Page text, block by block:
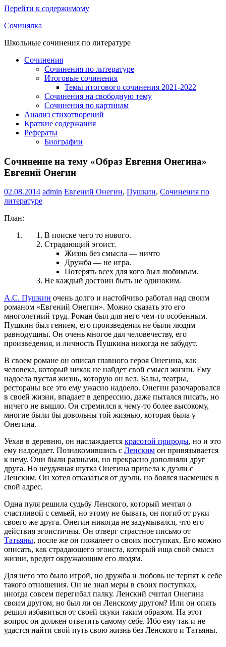
Перейти к содержимому
Сочинялка
Школьные сочинения по литературе
Сочинения
Сочинения по литературе
Итоговые сочинения
Темы итогового сочинения 2021-2022
Сочинения на свободную тему
Сочинения по картинам
Анализ стихотворений
Краткие содержания
Рефераты
Биографии
Сочинение на тему «Образ Евгения Онегина»
Евгений Онегин
02.08.2014 admin Евгений Онегин, Пушкин, Сочинения по
литературе
План:
В поиске чего то нового.
Страдающий эгоист.
Жизнь без смысла — ничто
Дружба — не игра.
Потерять всех для кого был любимым.
Не каждый достоин быть не одиноким.
А.С. Пушкин очень долго и настойчиво работал над своим
романом «Евгений Онегин». Можно сказать это его
многолетний труд. Роман был для него чем-то особенным.
Пушкин был гением, его произведения не были людям
равнодушны. Он очень многое дал человечеству, его
произведения, и личность Пушкина никогда не забудут.
В своем романе он описал главного героя Онегина, как
человека, который никак не найдет свой смысл жизни. Ему
надоела пустая жизнь, которую он вел. Балы, театры,
рестораны все это ему ужасно надоело. Онегин разочаровался
в своей жизни, впадает в депрессию, даже пытался писать, но
ничего не вышло. Он стремился к чему-то более высокому,
многие были бы довольны той жизнью, которая была у
Онегина.
Уехав в деревню, он наслаждается красотой природы, но и это
ему надоедает. Познакомившись с Ленским он привязывается
к нему. Они были разными, но прекрасно дополняли друг
друга. Но неудачная шутка Онегина привела к дуэли с
Ленским. Он хотел отказаться от дуэли, но боялся насмешек в
свой адрес.
Одна пуля решила судьбу Ленского, который мечтал о
счастливой с семьей, но этому не бывать, он погиб от руки
своего же друга. Онегин никогда не задумывался, что его
действия эгоистичны. Он отверг страстное письмо от
Татьяны, после же он пожалеет о своих поступках. Его можно
описать, как страдающего эгоиста, который ища свой смысл
жизни, вредит окружающим его людям.
Для него это было игрой, но дружба и любовь не терпят к себе
такого отношения. Он не знал меры в своих поступках,
иногда совсем перегибал палку. Ленский считал Онегина
своим другом, но был ли он Ленскому другом? Или он опять
решил избавиться от своей скуки таким образом. На этот
вопрос он должен ответить самому себе. Ибо ему так и не
удастся найти свой путь свою жизнь без Ленского и Татьяны.